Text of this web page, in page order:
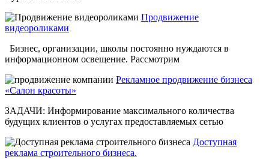
Продвижение
видеороликами
Бизнес, организации, школы постоянно нуждаются в
информационном освещение. Рассмотрим
Рекламное продвижение бизнеса
«Салон красоты»
ЗАДАЧИ: Информирование максимального количества
будущих клиентов о услугах предоставляемых сетью
Доступная
реклама строительного бизнеса.